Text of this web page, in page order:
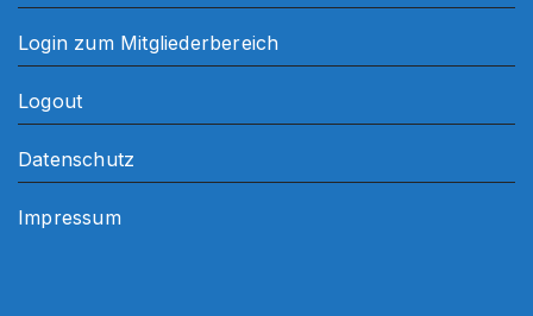
Login zum Mitgliederbereich
Logout
Datenschutz
Impressum